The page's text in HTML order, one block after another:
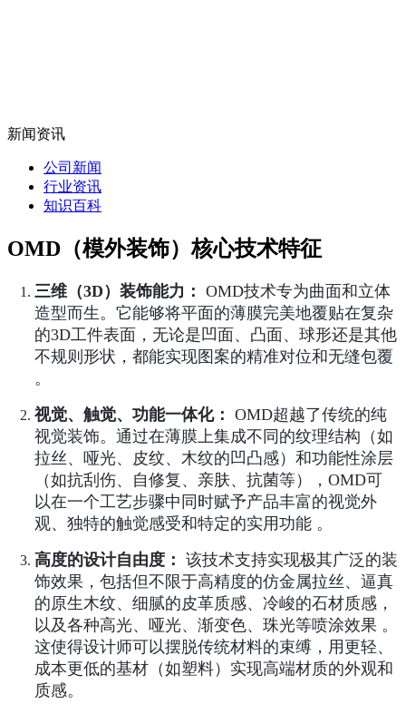
新闻资讯
公司新闻
行业资讯
知识百科
OMD（模外装饰）核心技术特征
三维（3D）装饰能力：OMD技术专为曲面和立体
造型而生。它能够将平面的薄膜完美地覆贴在复杂
的3D工件表面，无论是凹面、凸面、球形还是其他
不规则形状，都能实现图案的精准对位和无缝包覆
。
视觉、触觉、功能一体化： OMD超越了传统的纯
视觉装饰。通过在薄膜上集成不同的纹理结构（如
拉丝、哑光、皮纹、木纹的凹凸感）和功能性涂层
（如抗刮伤、自修复、亲肤、抗菌等），OMD可
以在一个工艺步骤中同时赋予产品丰富的视觉外
观、独特的触觉感受和特定的实用功能 。
高度的设计自由度： 该技术支持实现极其广泛的装
饰效果，包括但不限于高精度的仿金属拉丝、逼真
的原生木纹、细腻的皮革质感、冷峻的石材质感，
以及各种高光、哑光、渐变色、珠光等喷涂效果 。
这使得设计师可以摆脱传统材料的束缚，用更轻、
成本更低的基材（如塑料）实现高端材质的外观和
质感。